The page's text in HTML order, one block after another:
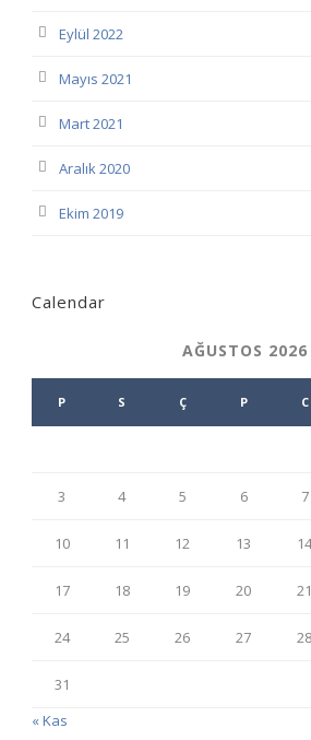
Eylül 2022
Mayıs 2021
Mart 2021
Aralık 2020
Ekim 2019
Calendar
AĞUSTOS 2026
P S Ç P C
3 4 5 6 7
10 11 12 13 14
17 18 19 20 21
24 25 26 27 28
31
« Kas